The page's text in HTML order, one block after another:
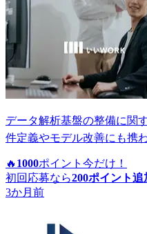
データ解析基盤の整備に関
件定義やモデル改善にも携
🔥 1000ポイント 今だけ！
初回応募なら200ポイント追
3か月前